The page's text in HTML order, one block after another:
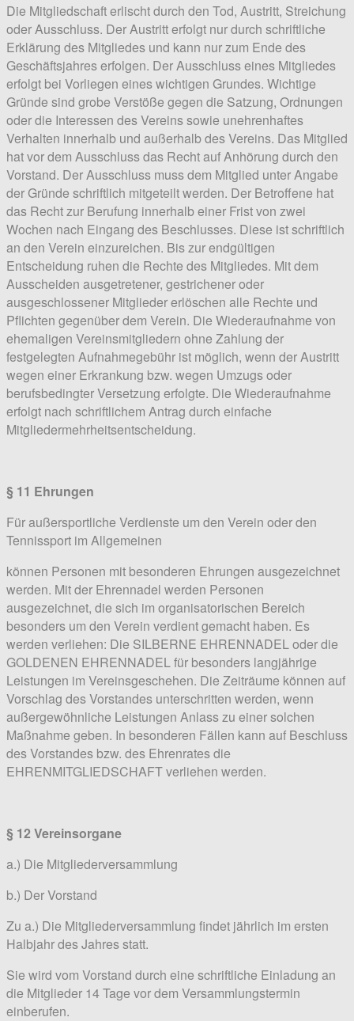
Die Mitgliedschaft erlischt durch den Tod, Austritt, Streichung
oder Ausschluss. Der Austritt erfolgt nur durch schriftliche
Erklärung des Mitgliedes und kann nur zum Ende des
Geschäftsjahres erfolgen. Der Ausschluss eines Mitgliedes
erfolgt bei Vorliegen eines wichtigen Grundes. Wichtige
Gründe sind grobe Verstöße gegen die Satzung, Ordnungen
oder die Interessen des Vereins sowie unehrenhaftes
Verhalten innerhalb und außerhalb des Vereins. Das Mitglied
hat vor dem Ausschluss das Recht auf Anhörung durch den
Vorstand. Der Ausschluss muss dem Mitglied unter Angabe
der Gründe schriftlich mitgeteilt werden. Der Betroffene hat
das Recht zur Berufung innerhalb einer Frist von zwei
Wochen nach Eingang des Beschlusses. Diese ist schriftlich
an den Verein einzureichen. Bis zur endgültigen
Entscheidung ruhen die Rechte des Mitgliedes. Mit dem
Ausscheiden ausgetretener, gestrichener oder
ausgeschlossener Mitglieder erlöschen alle Rechte und
Pflichten gegenüber dem Verein. Die Wiederaufnahme von
ehemaligen Vereinsmitgliedern ohne Zahlung der
festgelegten Aufnahmegebühr ist möglich, wenn der Austritt
wegen einer Erkrankung bzw. wegen Umzugs oder
berufsbedingter Versetzung erfolgte. Die Wiederaufnahme
erfolgt nach schriftlichem Antrag durch einfache
Mitgliedermehrheitsentscheidung.
§ 11 Ehrungen
Für außersportliche Verdienste um den Verein oder den
Tennissport im Allgemeinen
können Personen mit besonderen Ehrungen ausgezeichnet
werden. Mit der Ehrennadel werden Personen
ausgezeichnet, die sich im organisatorischen Bereich
besonders um den Verein verdient gemacht haben. Es
werden verliehen: Die SILBERNE EHRENNADEL oder die
GOLDENEN EHRENNADEL für besonders langjährige
Leistungen im Vereinsgeschehen. Die Zeiträume können auf
Vorschlag des Vorstandes unterschritten werden, wenn
außergewöhnliche Leistungen Anlass zu einer solchen
Maßnahme geben. In besonderen Fällen kann auf Beschluss
des Vorstandes bzw. des Ehrenrates die
EHRENMITGLIEDSCHAFT verliehen werden.
§ 12 Vereinsorgane
a.) Die Mitgliederversammlung
b.) Der Vorstand
Zu a.) Die Mitgliederversammlung findet jährlich im ersten
Halbjahr des Jahres statt.
Sie wird vom Vorstand durch eine schriftliche Einladung an
die Mitglieder 14 Tage vor dem Versammlungstermin
einberufen.